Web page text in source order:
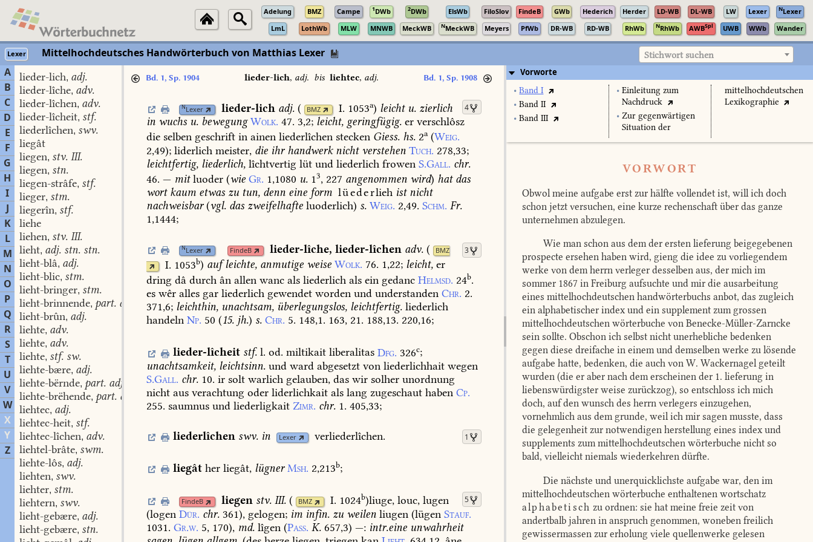
Adelung BMZ Campe 1DWb 2DWb ElsWb FiloSlov FindeB GWb Hederich Herder LD-WB DL-WB LW Lexer NLexer
LmL
LothWb MLW MNWB MeckWB NMeckWB Meyers PfWb DR-WB RD-WB RhWb NRhWb AWBSpl UWB WWb Wander
Lexer Mittelhochdeutsches Handwörterbuch von Matthias Lexer Stichwort suchen
A
B
C
D
E
F
G
H
I
J
K
L
M
N
O
P
Q
R
S
T
U
V
W
X
Y
Z
lieder-lich, adj.
lieder-lîche, adv.
lieder-lîchen, adv.
lieder-lîcheit, stf.
liederlîchen, swv.
liegât
liegen, stv. III.
liegen, stn.
liegen-strâfe, stf.
lieger, stm.
liegerîn, stf.
liehe
liehen, stv. III.
lieht, adj. stn. stn.
lieht-blâ, adj.
lieht-blic, stm.
lieht-bringer, stm.
lieht-brinnende, part. adj.
lieht-brûn, adj.
liehte, adv.
liehte, adv.
liehte, stf. sw.
liehte-bære, adj.
liehte-bërnde, part. adj.
liehte-brëhende, part. adj.
liehtec, adj.
liehtec-heit, stf.
liehtec-lîchen, adv.
liehtel-brâte, swm.
liehte-lôs, adj.
liehten, swv.
liehter, stm.
liehtern, swv.
lieht-gebære, adj.
lieht-gebære, stn.
Bd. 1, Sp. 1904 lieder-lich, adj. bis liehtec, adj. Bd. 1, Sp. 1908
4
NLexer lieder-lich adj. ( BMZ I. 1053a) leichtu. zierlich
in wuchs u. bewegung Wolk. 47. 3,2; leicht, geringfügig. er verschlôsz
die selben geschrift in ainen liederlîchen stecken Giess. hs. 2a(Weig.
2,49); liderlich meister, die ihrhandwerknichtverstehen Tuch. 278,33;
leichtfertig, liederlich, lîchtvertig lüt und liederlich frowen S.Gall. chr.
46. — mitluoder (wie Gr. 1,1080 u. 13, 227 angenommen wird) hatdas
wortkaum etwas zu tun, denn eine form lüederlieh istnicht
nachweisbar(vgl. das zweifelhafte luoderlich) s. Weig. 2,49. Schm. Fr.
1,1444;
3
NLexer FindeB lieder-lîche, lieder-lîchen adv. ( BMZ
I. 1053b) aufleichte,anmutigeweise Wolk. 76. 1,22; leicht, er
dring dâ durch ân allen wanc als liederlich als ein gedanc Helmsd. 24b.
es wêr alles gar liederlich gewendet worden und understanden Chr. 2.
371,6; leichthin, unachtsam, überlegungslos, leichtfertig. liederlich
handeln Np. 50 (15. jh.) s. Chr. 5. 148,1. 163, 21. 188,13. 220,16;
lieder-lîcheit stf. l. od. miltikaitliberalitas Dfg. 326c;
unachtsamkeit, leichtsinn. und ward abgesetzt von liederlichhait wegen
S.Gall. chr. 10. ir solt warlich gelauben, das wir solher unordnung
nicht aus verachtung oder liderlichkait als lang zugeschaut haben Cp.
255. saumnus und liederligkait Zimr. chr. 1. 405,33;
1
liederlîchen swv. in Lexer verliederlîchen.
liegât herliegât, lügner Msh. 2,213b;
5
FindeB liegen stv. III. ( BMZ I. 1024b)liuge, louc, lugen
(logen Dür. chr. 361), gelogen; im infin. zu weilen liugen (lügen Stauf.
1031. Gr.w. 5, 170), md. lîgen (Pass. K. 657,3) —: intr.eine unwahrheit
Vorworte
• Band I
• Band II
• Band III
• Einleitung zum
Nachdruck
• Zur gegenwärtigen
Situation der
mittelhochdeutschen
Lexikographie
VORWORT
Obwol meine aufgabe erst zur hälfte vollendet ist, will ich doch
schon jetzt versuchen, eine kurze rechenschaft über das ganze
unternehmen abzulegen.
Wie man schon aus dem der ersten lieferung beigegebenen
prospecte ersehen haben wird, gieng die idee zu vorliegendem
werke von dem herrn verleger desselben aus, der mich im
sommer 1867 in Freiburg aufsuchte und mir die ausarbeitung
eines mittelhochdeutschen handwörterbuchs anbot, das zugleich
ein alphabetischer index und ein supplement zum grossen
mittelhochdeutschen wörterbuche von Benecke-Müller-Zarncke
sein sollte. Obschon ich selbst nicht unerhebliche bedenken
gegen diese dreifache in einem und demselben werke zu lösende
aufgabe hatte, bedenken, die auch von W. Wackernagel geteilt
wurden (die er aber nach dem erscheinen der 1. lieferung in
liebenswürdigster weise zurückzog), so entschloss ich mich
doch, auf den wunsch des herrn verlegers einzugehen,
vornehmlich aus dem grunde, weil ich mir sagen musste, dass
die gelegenheit zur notwendigen herstellung eines index und
supplements zum mittelhochdeutschen wörterbuche nicht so
bald, vielleicht niemals wiederkehren dürfte.
Die nächste und unerquicklichste aufgabe war, den im
mittelhochdeutschen wörterbuche enthaltenen wortschatz
alphabetisch zu ordnen: sie hat meine freie zeit von
andertbalb jahren in anspruch genommen, woneben freilich
gewissermassen zur erholung viele quellenwerke gelesen